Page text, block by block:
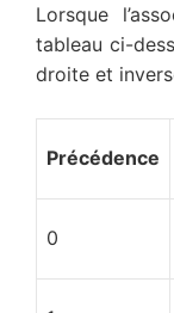
Lorsque
tableau ci-
droite et
Précédence
0